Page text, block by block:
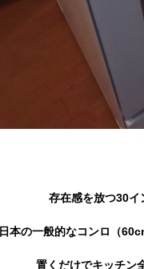
存在感を放つ30
日本の一般的なコンロ（
置くだけでキッチン